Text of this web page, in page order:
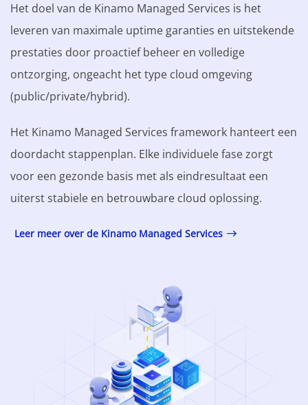
Het doel van de Kinamo Managed Services is het
leveren van maximale uptime garanties en uitstekende
prestaties door proactief beheer en volledige
ontzorging, ongeacht het type cloud omgeving
(public/private/hybrid).
Het Kinamo Managed Services framework hanteert een
doordacht stappenplan. Elke individuele fase zorgt
voor een gezonde basis met als eindresultaat een
uiterst stabiele en betrouwbare cloud oplossing.
Leer meer over de Kinamo Managed Services